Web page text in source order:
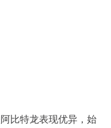
比特龙表现优异，始